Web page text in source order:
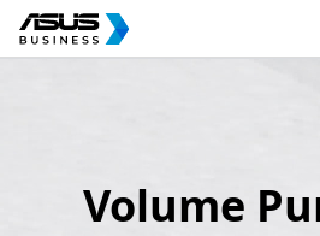
Volume